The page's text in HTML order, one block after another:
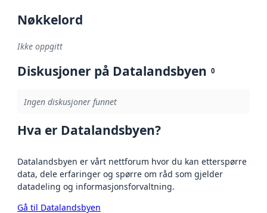
Nøkkelord
Ikke oppgitt
Diskusjoner på Datalandsbyen 0
Ingen diskusjoner funnet
Hva er Datalandsbyen?
Datalandsbyen er vårt nettforum hvor du kan etterspørre
data, dele erfaringer og spørre om råd som gjelder
datadeling og informasjonsforvaltning.
Gå til Datalandsbyen